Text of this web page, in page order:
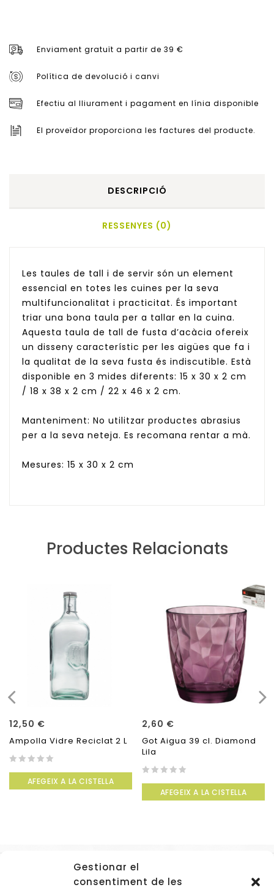
Gestionar el
consentiment de les
Enviament gratuït a partir de 39 €
Política de devolució i canvi
Efectiu al lliurament i pagament en línia disponible
El proveïdor proporciona les factures del producte.
DESCRIPCIÓ
RESSENYES (0)
Les taules de tall i de servir són un element
essencial en totes les cuines per la seva
multifuncionalitat i practicitat. És important
triar una bona taula per a tallar en la cuina.
Aquesta taula de tall de fusta d’acàcia ofereix
un disseny característic per les aigües que fa i
la qualitat de la seva fusta és indiscutible. Està
disponible en 3 mides diferents: 15 x 30 x 2 cm
/ 18 x 38 x 2 cm / 22 x 46 x 2 cm.
Manteniment: No utilitzar productes abrasius
per a la seva neteja. Es recomana rentar a mà.
Mesures: 15 x 30 x 2 cm
Productes Relacionats
12,50 €
Ampolla Vidre Reciclat 2 L
of
AFEGEIX A LA CISTELLA
2,60 €
Got Aigua 39 cl. Diamond
Lila
of
AFEGEIX A LA CISTELLA